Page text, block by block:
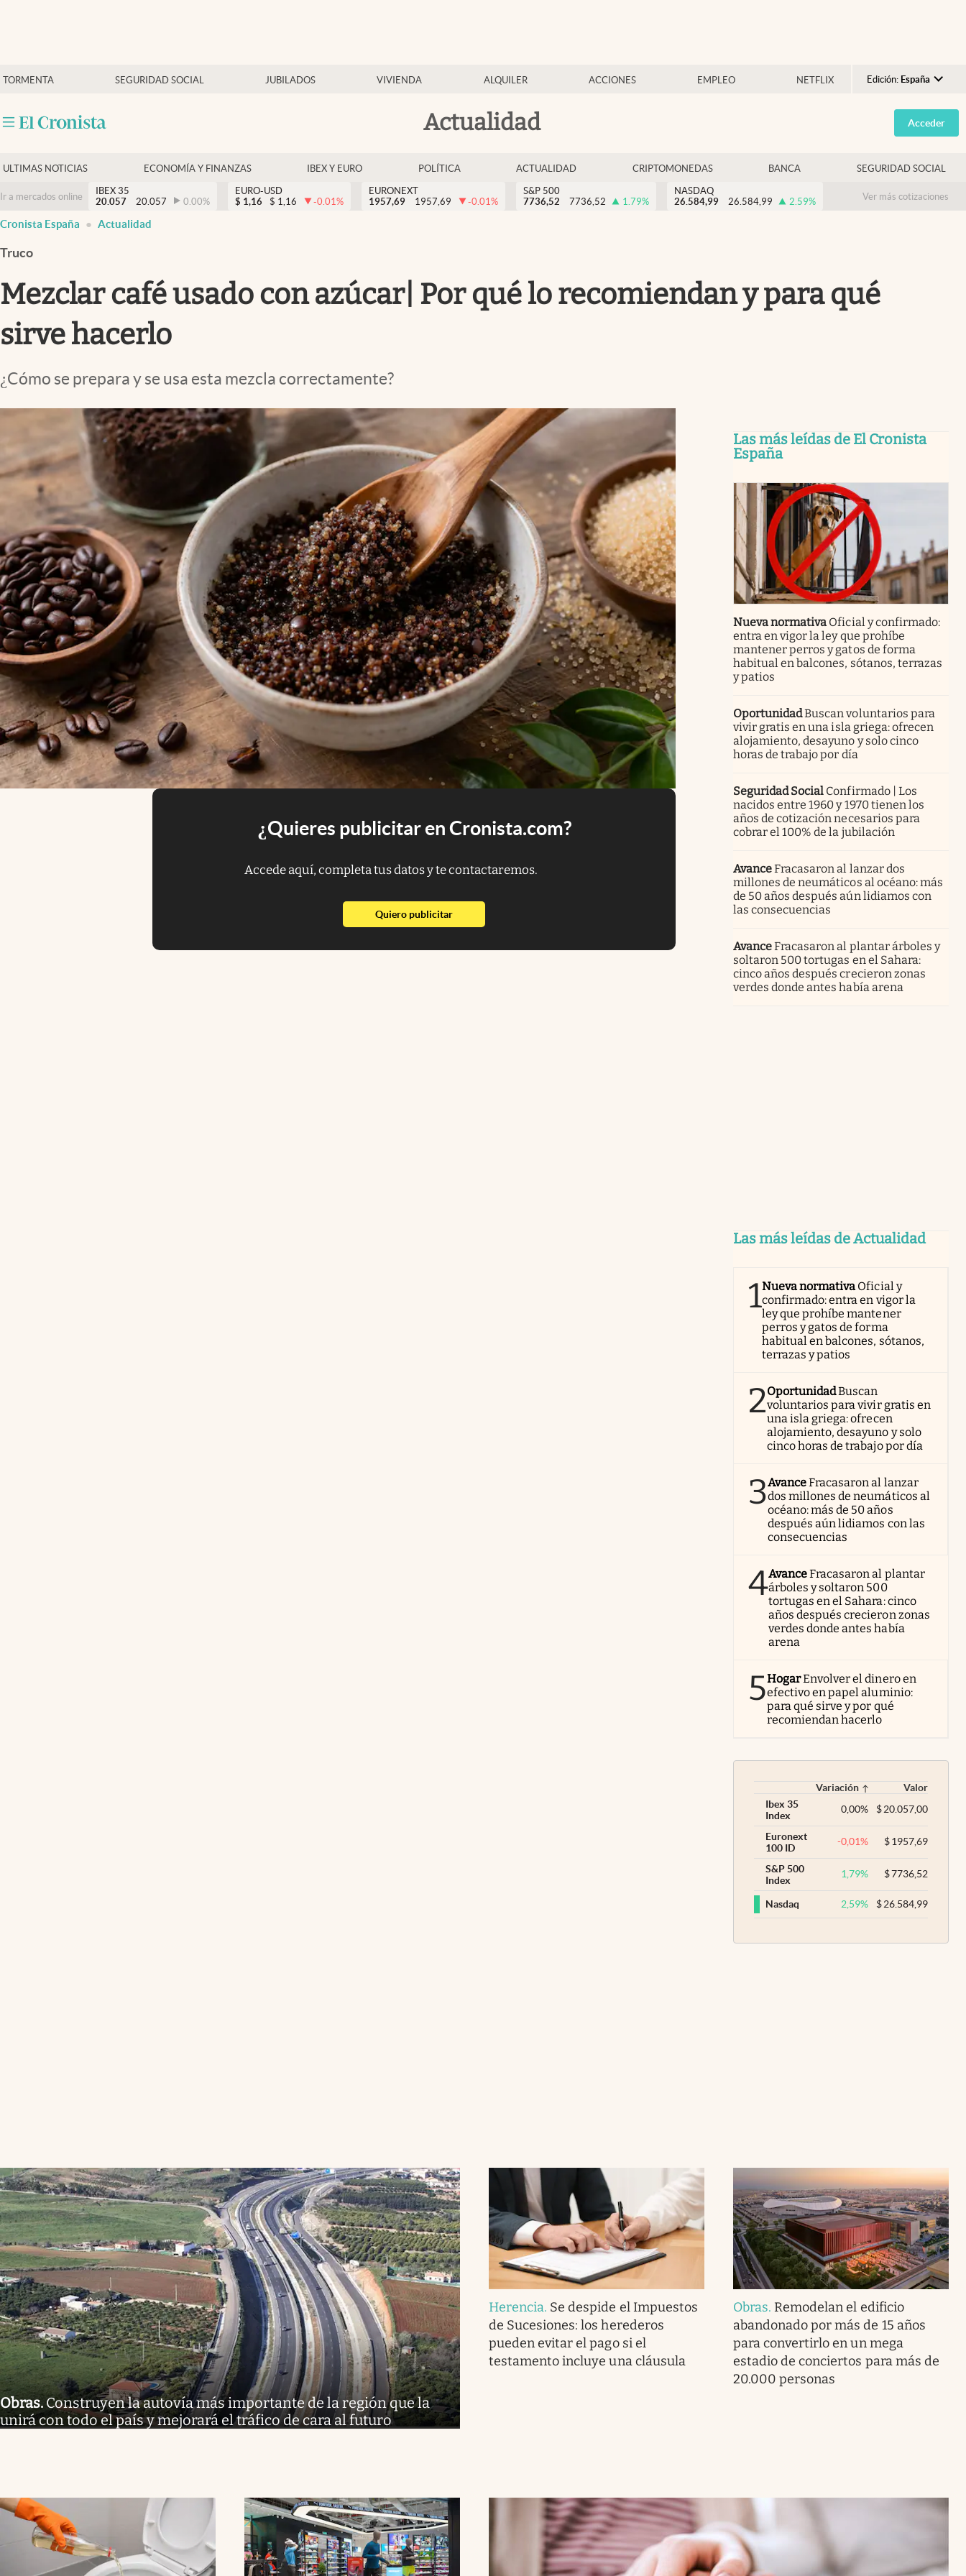
TORMENTA SEGURIDAD SOCIAL JUBILADOS VIVIENDA ALQUILER ACCIONES EMPLEO NETFLIX Edición: España
Argentina
España
USA
Colombia
Actualidad
Economía y finanzas
Criptomonedas
Acceder
ULTIMAS NOTICIAS ECONOMÍA Y FINANZAS IBEX Y EURO POLÍTICA ACTUALIDAD CRIPTOMONEDAS BANCA SEGURIDAD SOCIAL
Ir a mercados online
IBEX 35
20.057
20.057 0.00%
EURO-USD
$ 1,16 $ 1,16 -0.01%
EURONEXT
1957,69
1957,69 -0.01%
S&P 500
7736,52
7736,52 1.79%
NASDAQ
26.584,99
26.584,99 2.59% Ver más cotizaciones
Cronista España Actualidad
Truco
Mezclar café usado con azúcar| Por qué lo recomiendan y para qué
sirve hacerlo
¿Cómo se prepara y se usa esta mezcla correctamente?
¿Quieres publicitar en Cronista.com?
Accede aquí, completa tus datos y te contactaremos.
Quiero publicitarabre en nueva pestaña
Las más leídas de El Cronista
España
Nueva normativa Oficial y confirmado:
entra en vigor la ley que prohíbe
mantener perros y gatos de forma
habitual en balcones, sótanos, terrazas
y patios
OportunidadBuscan voluntarios para
vivir gratis en una isla griega: ofrecen
alojamiento, desayuno y solo cinco
horas de trabajo por día
Seguridad Social Confirmado | Los
nacidos entre 1960 y 1970 tienen los
años de cotización necesarios para
cobrar el 100% de la jubilación
AvanceFracasaron al lanzar dos
millones de neumáticos al océano: más
de 50 años después aún lidiamos con
las consecuencias
AvanceFracasaron al plantar árboles y
soltaron 500 tortugas en el Sahara:
cinco años después crecieron zonas
verdes donde antes había arena
Las más leídas de Actualidad
1Nueva normativa Oficial y
confirmado: entra en vigor la
ley que prohíbe mantener
perros y gatos de forma
habitual en balcones, sótanos,
terrazas y patios
2OportunidadBuscan
voluntarios para vivir gratis en
una isla griega: ofrecen
alojamiento, desayuno y solo
cinco horas de trabajo por día
3AvanceFracasaron al lanzar
dos millones de neumáticos al
océano: más de 50 años
después aún lidiamos con las
consecuencias
4AvanceFracasaron al plantar
árboles y soltaron 500
tortugas en el Sahara: cinco
años después crecieron zonas
verdes donde antes había
arena
5HogarEnvolver el dinero en
efectivo en papel aluminio:
para qué sirve y por qué
recomiendan hacerlo
Variación
Valor
Ibex 35
Index
0,00% $20.057,00
Euronext
100 ID
-0,01% $1957,69
S&P 500
Index
1,79% $7736,52
Nasdaq 2,59% $26.584,99
Obras. Construyen la autovía más importante de la región que la
unirá con todo el país y mejorará el tráfico de cara al futuro
Herencia. Se despide el Impuestos
de Sucesiones: los herederos
pueden evitar el pago si el
testamento incluye una cláusula
Obras. Remodelan el edificio
abandonado por más de 15 años
para convertirlo en un mega
estadio de conciertos para más de
20.000 personas